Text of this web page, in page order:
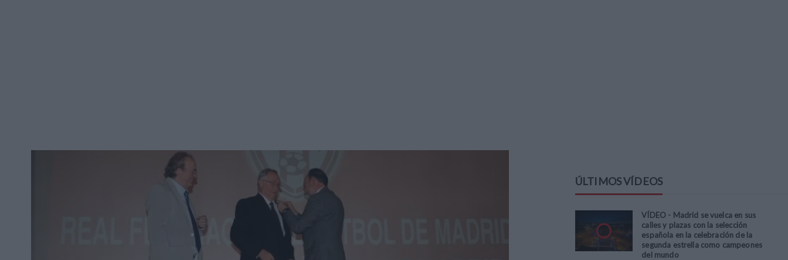
ÚLTIMOS VÍDEOS
VÍDEO - Madrid se vuelca en sus
calles y plazas con la selección
española en la celebración de la
segunda estrella como campeones
del mundo